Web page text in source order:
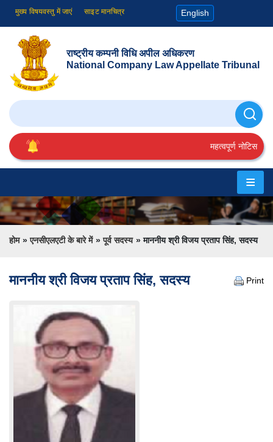
मुख्य विषयवस्तु में जाएं साइट मानचित्र English
राष्ट्रीय कम्पनी विधि अपील अधिकरण
National Company Law Appellate Tribunal
खोजे
महत्वपूर्ण नोटिस
होम
के
बारे
कारण
सूची
सूचना
Breadcrumb
होम एनसीएलएटी के बारे में पूर्व सदस्य माननीय श्री विजय प्रताप सिंह, सदस्य
Print
माननीय श्री विजय प्रताप सिंह, सदस्य